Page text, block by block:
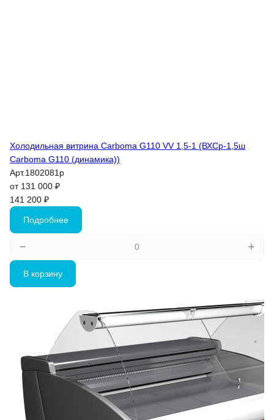
Холодильная витрина Carboma G110 VV 1,5-1 (ВХСр-1,5ш
Carboma G110 (динамика))
Арт.1802081p
от 131 000 ₽
141 200 ₽
Подробнее
В корзину